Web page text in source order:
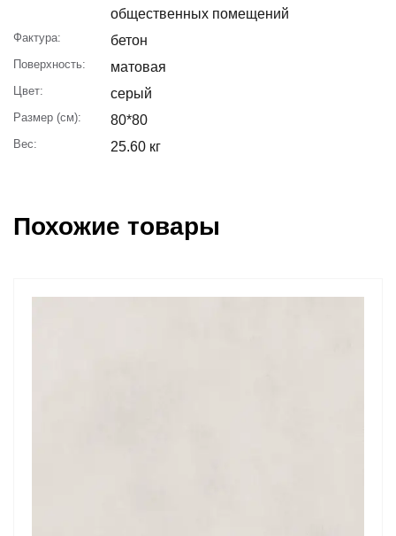
общественных помещений
Фактура: бетон
Поверхность: матовая
Цвет: серый
Размер (см): 80*80
Вес: 25.60 кг
Похожие товары